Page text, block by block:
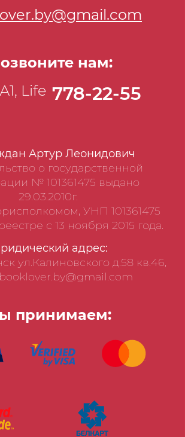
Артур Леонидович
о государственной
№ 101361475 выдано
29.03.2010г.
УНП 101361475
с 13 ноября 2015 года.
адрес:
ул.Калиновского д.58 кв.46,
принимаем:
нам:
Life 778-22-55